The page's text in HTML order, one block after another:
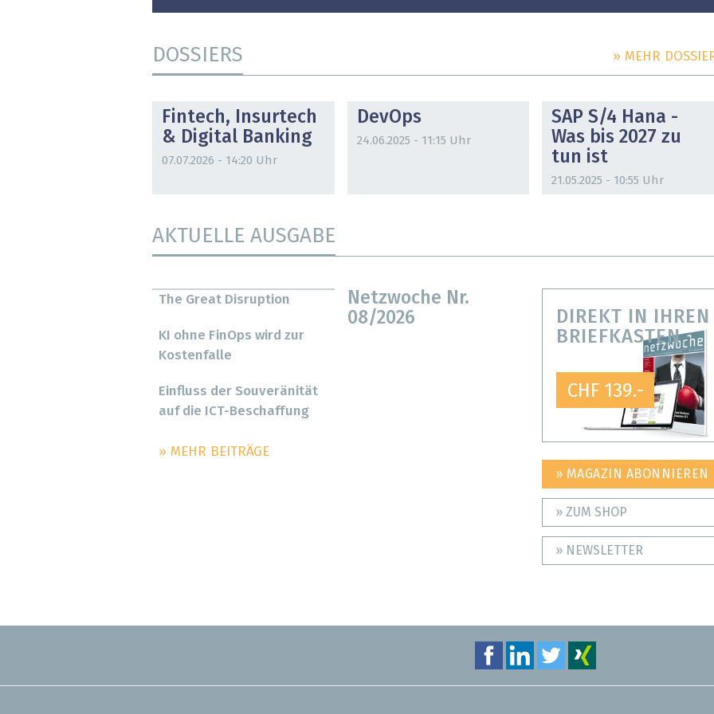
DOSSIERS » MEHR
Fintech, Insurtech
& Digital Banking
07.07.2026 - 14:20 Uhr
DevOps
24.06.2025 - 11:15 Uhr
SAP S/4 Hana -
Was bis 2027 zu
tun ist
21.05.2025 - 10:55 Uhr
AKTUELLE AUSGABE
Netzwoche Nr.
08/2026
The Great Disruption
KI ohne FinOps wird zur
Kostenfalle
Einfluss der Souveränität
auf die ICT-Beschaffung
» MEHR BEITRÄGE
DIREKT IN IHREN
BRIEFKASTEN
CHF 139.-
» MAGAZIN ABONNIEREN
» ZUM SHOP
» NEWSLETTER